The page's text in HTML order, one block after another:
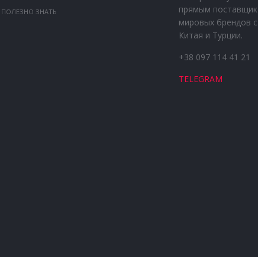
ПОЛЕЗНО ЗНАТЬ
прямым
мировых брендов
Китая и Турции.
+38 097 114 41 21
TELEGRAM